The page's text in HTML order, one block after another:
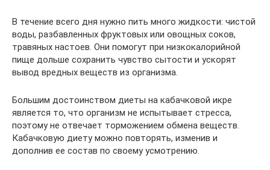
В течение всего дня нужно пить много жидкости: чистой
воды, разбавленных фруктовых или овощных соков,
травяных настоев. Они помогут при низкокалорийной
пище дольше сохранить чувство сытости и ускорят
вывод вредных веществ из организма.
Большим достоинством диеты на кабачковой икре
является то, что организм не испытывает стресса,
поэтому не отвечает торможением обмена веществ.
Кабачковую диету можно повторять, изменив и
дополнив ее состав по своему усмотрению.